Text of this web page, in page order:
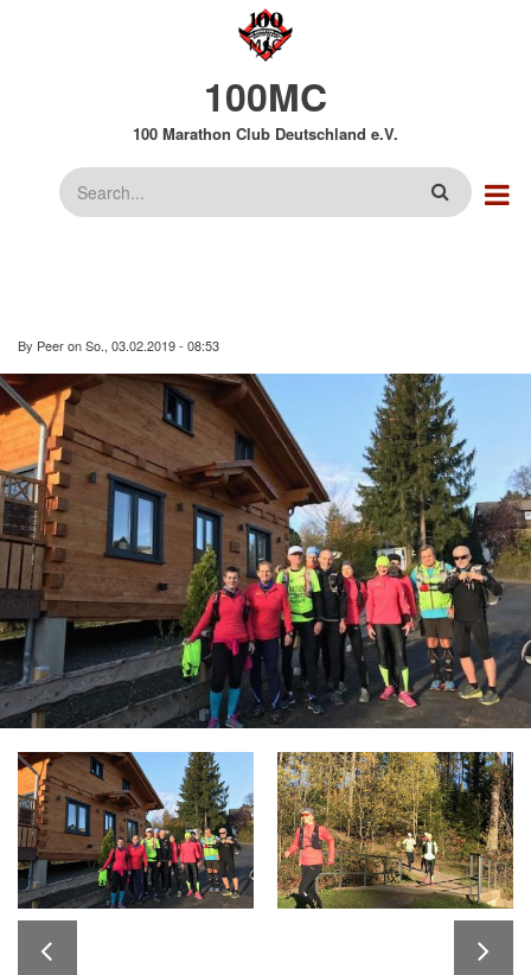
100MC
100 Marathon Club Deutschland e.V.
Suche
By PeeronSo., 03.02.2019 - 08:53